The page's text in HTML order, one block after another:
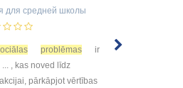
для средней школы
problēmas
ir
, kas noved līdz
pārkāpjot vērtības